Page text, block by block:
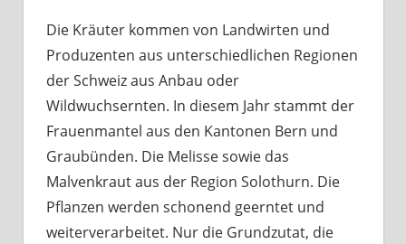
Die Kräuter kommen von Landwirten und
Produzenten aus unterschiedlichen Regionen
der Schweiz aus Anbau oder
Wildwuchsernten. In diesem Jahr stammt der
Frauenmantel aus den Kantonen Bern und
Graubünden. Die Melisse sowie das
Malvenkraut aus der Region Solothurn. Die
Pflanzen werden schonend geerntet und
weiterverarbeitet. Nur die Grundzutat, die